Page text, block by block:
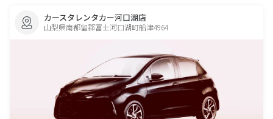
カースタレンタカー河口湖店
山梨県南都留郡富士河口湖町船津4964